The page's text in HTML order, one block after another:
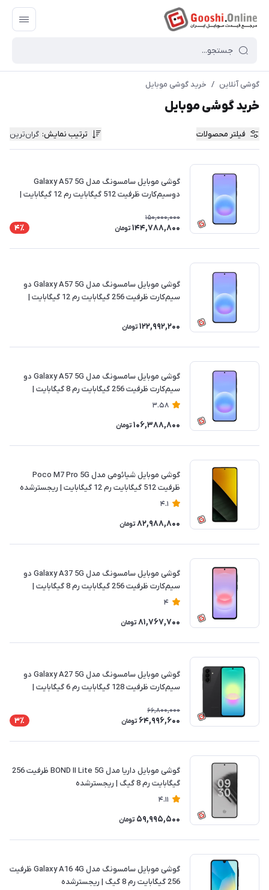
گوشی آنلاین / خرید گوشی موبایل
خرید گوشی موبایل
فیلتر محصولات ترتیب نمایش: گران‌ترین
گوشی موبایل سامسونگ مدل Galaxy A57 5G
دوسیم‌کارت ظرفیت 512 گیگابایت رم 12 گیگابایت |
150,000,000
144,788,800 تومان 4٪
گوشی موبایل سامسونگ مدل Galaxy A57 5G دو
سیم‌کارت ظرفیت 256 گیگابایت رم 12 گیگابایت |
122,992,200 تومان
گوشی موبایل سامسونگ مدل Galaxy A57 5G دو
سیم‌کارت ظرفیت 256 گیگابایت رم 8 گیگابایت |
ریجسترشده
3.58
106,388,800 تومان
گوشی موبایل شیائومی مدل Poco M7 Pro 5G
ظرفیت 512 گیگابایت رم 12 گیگابایت | ریجسترشده
4.1
82,988,800 تومان
گوشی موبایل سامسونگ مدل Galaxy A37 5G دو
سیم‌کارت ظرفیت 256 گیگابایت رم 8 گیگابایت |
ریجسترشده
4
81,767,700 تومان
گوشی موبایل سامسونگ مدل Galaxy A27 5G دو
سیم‌کارت ظرفیت 128 گیگابایت رم 6 گیگابایت |
66,800,000
64,996,600 تومان 3٪
گوشی موبایل داریا مدل BOND II Lite 5G ظرفیت 256
گیگابایت رم 8 گیگ | ریجسترشده
4.11
59,995,500 تومان
گوشی موبایل سامسونگ مدل Galaxy A16 4G ظرفیت
256 گیگابایت رم 8 گیگ | ریجسترشده